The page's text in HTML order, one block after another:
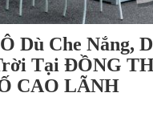
Dù Che Nắng,
Tại ĐỒNG
CAO LÃNH